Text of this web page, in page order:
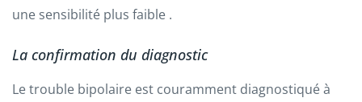
une sensibilité plus faible .
La confirmation du diagnostic
Le trouble bipolaire est couramment diagnostiqué à